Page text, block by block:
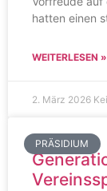
hatten einen
WEITERLESEN »
2. März 2026
PRÄSIDIUM